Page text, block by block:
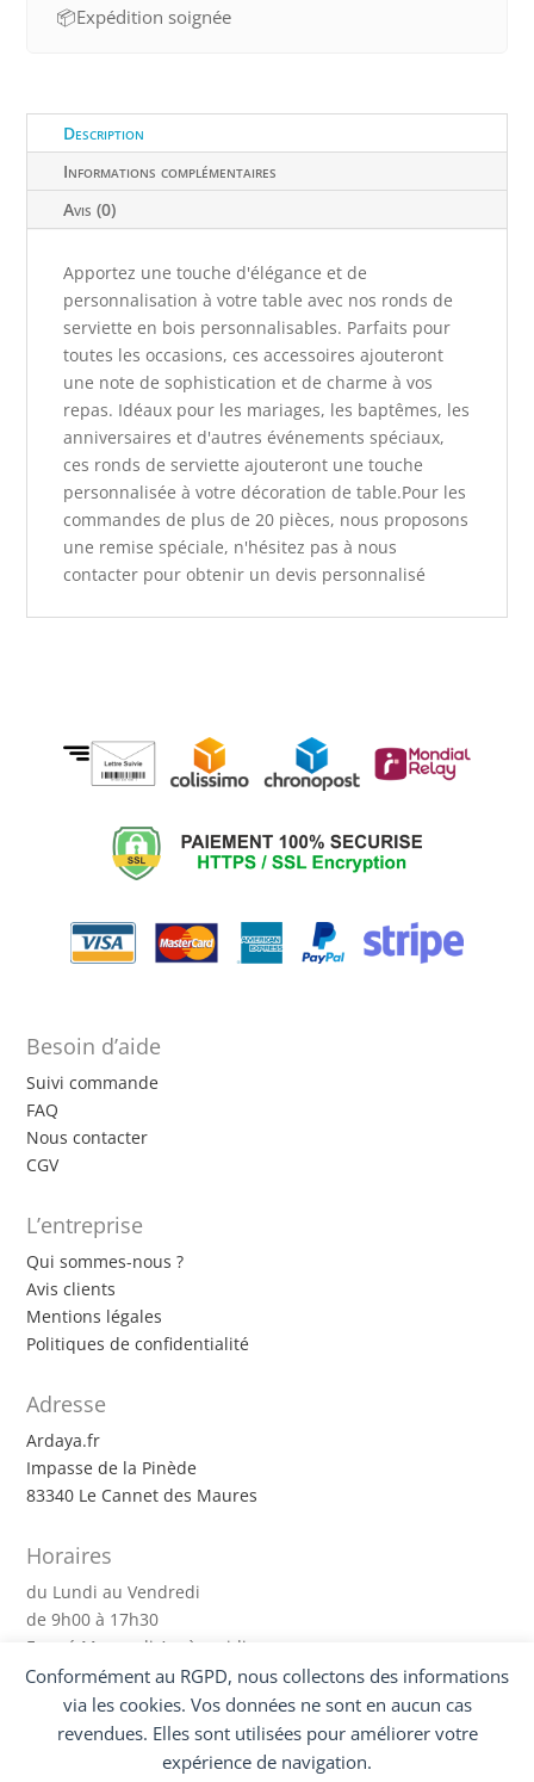
Conformément au RGPD, nous collectons des informations
via les cookies. Vos données ne sont en aucun cas
revendues. Elles sont utilisées pour améliorer votre
expérience de navigation.
📦Expédition soignée
Description
Informations complémentaires
Avis (0)
Apportez une touche d'élégance et de
personnalisation à votre table avec nos ronds de
serviette en bois personnalisables. Parfaits pour
toutes les occasions, ces accessoires ajouteront
une note de sophistication et de charme à vos
repas. Idéaux pour les mariages, les baptêmes, les
anniversaires et d'autres événements spéciaux,
ces ronds de serviette ajouteront une touche
personnalisée à votre décoration de table.Pour les
commandes de plus de 20 pièces, nous proposons
une remise spéciale, n'hésitez pas à nous
contacter pour obtenir un devis personnalisé
Besoin d’aide
Suivi commande
FAQ
Nous contacter
CGV
L’entreprise
Qui sommes-nous ?
Avis clients
Mentions légales
Politiques de confidentialité
Adresse
Ardaya.fr
Impasse de la Pinède
83340 Le Cannet des Maures
Horaires
du Lundi au Vendredi
de 9h00 à 17h30
Fermé Mercredi Après-midi
Suivez-nous !